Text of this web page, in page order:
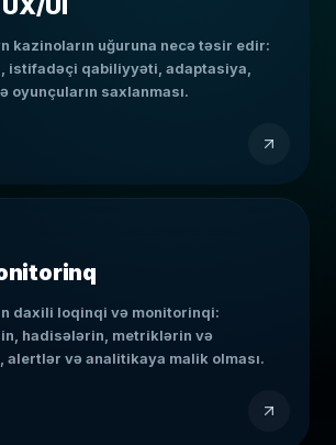
UI
kazinoların uğuruna necə təsir edir:
istifadəçi qabiliyyəti, adaptasiya,
oyunçuların saxlanması.
daxili loqinqi və monitorinqi:
hadisələrin, metriklərin və
və analitikaya malik olması.